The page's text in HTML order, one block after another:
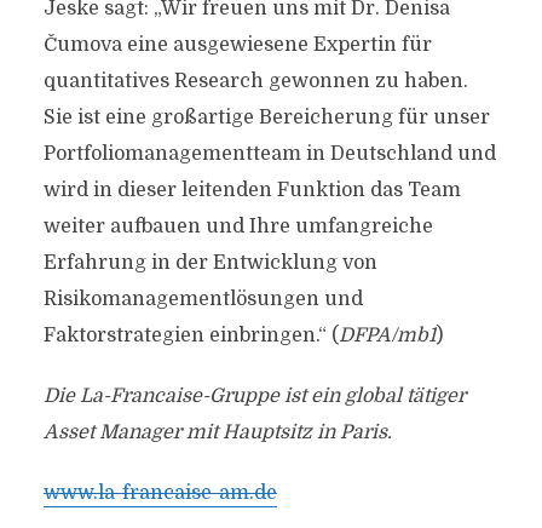
Jeske sagt: „Wir freuen uns mit Dr. Denisa
Čumova eine ausgewiesene Expertin für
quantitatives Research gewonnen zu haben.
Sie ist eine großartige Bereicherung für unser
Portfoliomanagementteam in Deutschland und
wird in dieser leitenden Funktion das Team
weiter aufbauen und Ihre umfangreiche
Erfahrung in der Entwicklung von
Risikomanagementlösungen und
Faktorstrategien einbringen.“ (DFPA/mb1)
Die La-Francaise-Gruppe ist ein global tätiger
Asset Manager mit Hauptsitz in Paris.
www.la-francaise-am.de